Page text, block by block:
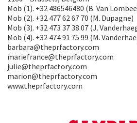
Mob (1). +32 486546480 (B. Van
Mob (2). +32 477 62 67 70 (M. Dupagne)
Mob (3). +32 473 37 38 07 (J.
Mob (4). +32 474 91 75 99 (M.
barbara@theprfactory.com
mariefrance@theprfactory.com
julie@theprfactory.com
marion@theprfactory.com
www.theprfactory.com